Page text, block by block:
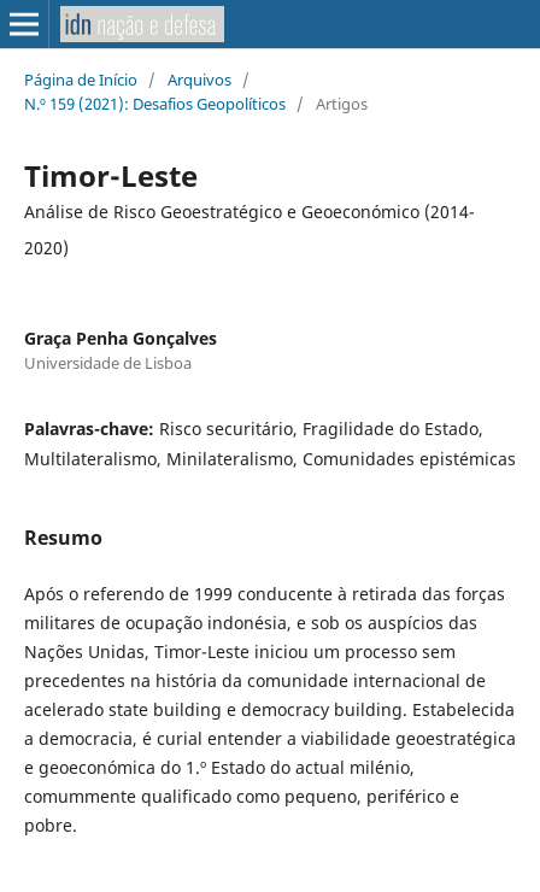
Página de Início / Arquivos /
N.º 159 (2021): Desafios Geopolíticos / Artigos
Timor-Leste
Análise de Risco Geoestratégico e Geoeconómico (2014-
2020)
Graça Penha Gonçalves
Universidade de Lisboa
Palavras-chave: Risco securitário, Fragilidade do Estado,
Multilateralismo, Minilateralismo, Comunidades epistémicas
Resumo
Após o referendo de 1999 conducente à retirada das forças
militares de ocupação indonésia, e sob os auspícios das
Nações Unidas, Timor-Leste iniciou um processo sem
precedentes na história da comunidade internacional de
acelerado state building e democracy building. Estabelecida
a democracia, é curial entender a viabilidade geoestratégica
e geoeconómica do 1.º Estado do actual milénio,
comummente qualificado como pequeno, periférico e
pobre.